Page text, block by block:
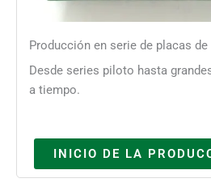
Producción en serie de placas
Desde series piloto hasta
a tiempo.
INICIO DE LA